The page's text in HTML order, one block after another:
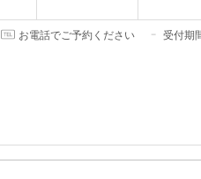
お電話でご予約ください
受付期